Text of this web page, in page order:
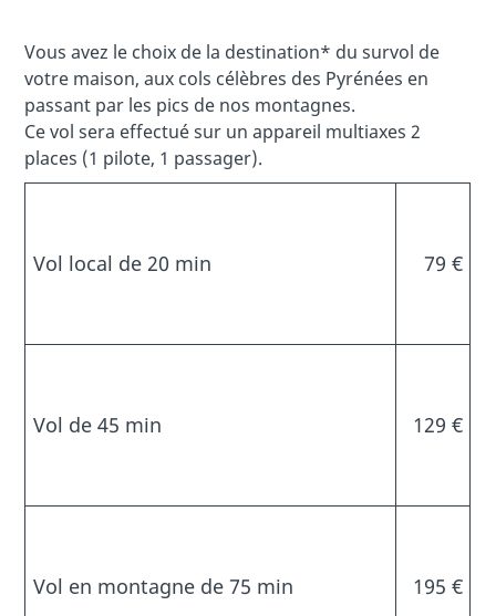
Vous avez le choix de la destination* du survol de
votre maison, aux cols célèbres des Pyrénées en
passant par les pics de nos montagnes.
Ce vol sera effectué sur un appareil multiaxes 2
places (1 pilote, 1 passager).
Vol local de 20 min 79 €
Vol de 45 min 129 €
Vol en montagne de 75 min 195 €